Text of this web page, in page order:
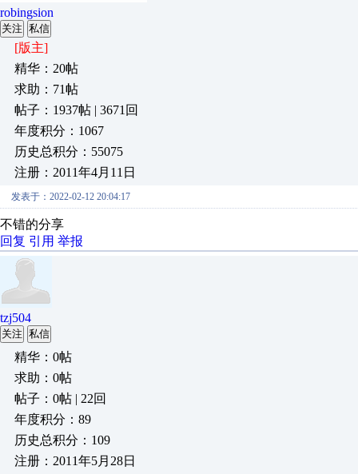
robingsion
关注 私信
[版主]
精华：20帖
求助：71帖
帖子：1937帖 | 3671回
年度积分：1067
历史总积分：55075
注册：2011年4月11日
发表于：2022-02-12 20:04:17
不错的分享
回复 引用 举报
tzj504
关注 私信
精华：0帖
求助：0帖
帖子：0帖 | 22回
年度积分：89
历史总积分：109
注册：2011年5月28日